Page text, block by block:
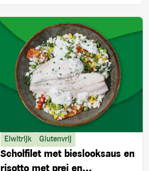
Eiwitrijk Glutenvrij
Scholfilet met bieslooksaus en
risotto met prei en